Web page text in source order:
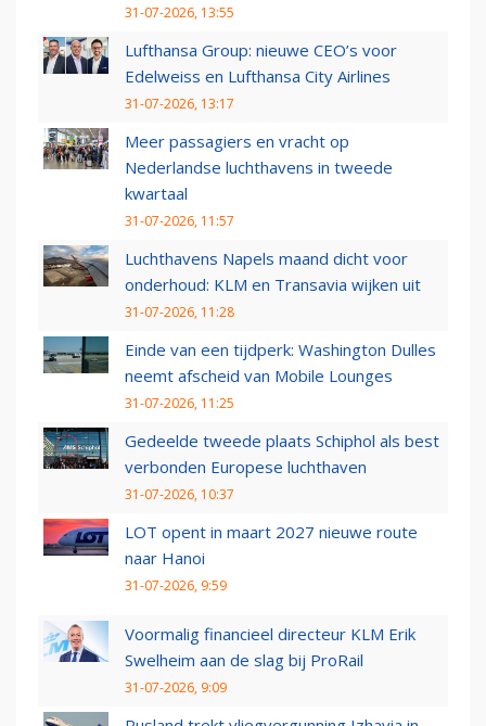
31-07-2026, 13:55
Lufthansa Group: nieuwe CEO’s voor
Edelweiss en Lufthansa City Airlines
31-07-2026, 13:17
Meer passagiers en vracht op
Nederlandse luchthavens in tweede
kwartaal
31-07-2026, 11:57
Luchthavens Napels maand dicht voor
onderhoud: KLM en Transavia wijken uit
31-07-2026, 11:28
Einde van een tijdperk: Washington Dulles
neemt afscheid van Mobile Lounges
31-07-2026, 11:25
Gedeelde tweede plaats Schiphol als best
verbonden Europese luchthaven
31-07-2026, 10:37
LOT opent in maart 2027 nieuwe route
naar Hanoi
31-07-2026, 9:59
Voormalig financieel directeur KLM Erik
Swelheim aan de slag bij ProRail
31-07-2026, 9:09